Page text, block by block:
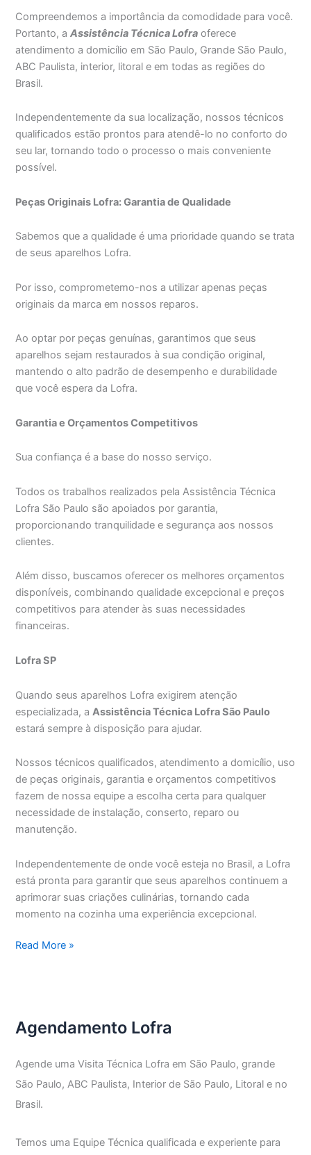
Compreendemos a importância da comodidade para você.
Portanto, aAssistência Técnica Lofra oferece
atendimento a domicílio em São Paulo, Grande São Paulo,
ABC Paulista, interior, litoral e em todas as regiões do
Brasil.
Independentemente da sua localização, nossos técnicos
qualificados estão prontos para atendê-lo no conforto do
seu lar, tornando todo o processo o mais conveniente
possível.
Peças Originais Lofra: Garantia de Qualidade
Sabemos que a qualidade é uma prioridade quando se trata
de seus aparelhos Lofra.
Por isso, comprometemo-nos a utilizar apenas peças
originais da marca em nossos reparos.
Ao optar por peças genuínas, garantimos que seus
aparelhos sejam restaurados à sua condição original,
mantendo o alto padrão de desempenho e durabilidade
que você espera da Lofra.
Garantia e Orçamentos Competitivos
Sua confiança é a base do nosso serviço.
Todos os trabalhos realizados pela Assistência Técnica
Lofra São Paulo são apoiados por garantia,
proporcionando tranquilidade e segurança aos nossos
clientes.
Além disso, buscamos oferecer os melhores orçamentos
disponíveis, combinando qualidade excepcional e preços
competitivos para atender às suas necessidades
financeiras.
Lofra SP
Quando seus aparelhos Lofra exigirem atenção
especializada, a Assistência Técnica Lofra São Paulo
estará sempre à disposição para ajudar.
Nossos técnicos qualificados, atendimento a domicílio, uso
de peças originais, garantia e orçamentos competitivos
fazem de nossa equipe a escolha certa para qualquer
necessidade de instalação, conserto, reparo ou
manutenção.
Independentemente de onde você esteja no Brasil, a Lofra
está pronta para garantir que seus aparelhos continuem a
aprimorar suas criações culinárias, tornando cada
momento na cozinha uma experiência excepcional.
Assistência
Read More »
Agendamento Lofra
Agende uma Visita Técnica Lofra em São Paulo, grande
São Paulo, ABC Paulista, Interior de São Paulo, Litoral e no
Brasil.
Temos uma Equipe Técnica qualificada e experiente para